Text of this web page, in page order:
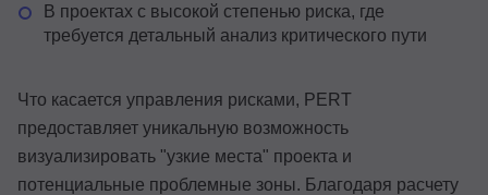
В проектах с высокой степенью риска, где
требуется детальный анализ критического пути
Что касается управления рисками, PERT
предоставляет уникальную возможность
визуализировать "узкие места" проекта и
потенциальные проблемные зоны. Благодаря расчету